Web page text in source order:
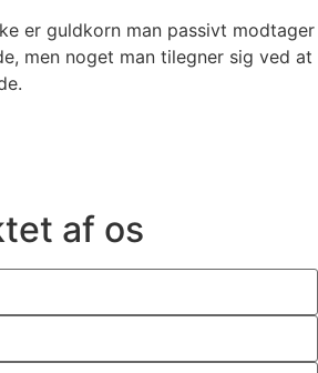
er guldkorn man passivt modtager
men noget man tilegner sig ved at
af os